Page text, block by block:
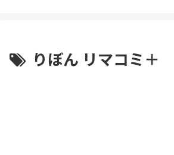
りぼん リマコミ＋